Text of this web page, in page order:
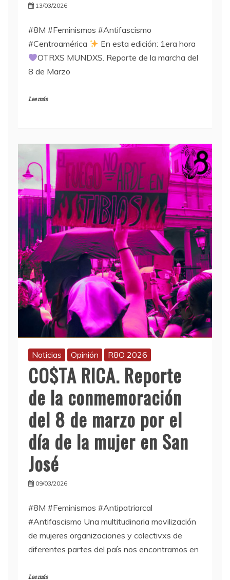
13/03/2026
#8M #Feminismos #Antifascismo
#Centroamérica
En esta edición: 1era hora
OTRXS MUNDXS. Reporte de la marcha del
8 de Marzo
Lee más
Noticias Opinión R8O 2026
CO$TA RICA. Reporte
de la conmemoración
del 8 de marzo por el
día de la mujer en San
José
09/03/2026
#8M #Feminismos #Antipatriarcal
#Antifascismo Una multitudinaria movilización
de mujeres organizaciones y colectivxs de
diferentes partes del país nos encontramos en
Lee más